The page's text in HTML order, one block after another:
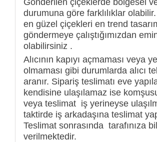
Gönderilen çiçeklerde bölgesel
durumuna göre farklılıklar
en güzel çiçekleri en trend
göndermeye çalıştığımızdan
olabilirsiniz .
Alıcının kapıyı açmaması veya
olmaması gibi durumlarda alıcı
aranır. Sipariş teslimatı eve
kendisine ulaşılamaz ise
veya teslimat iş yerineyse
taktirde iş arkadaşına teslimat
Teslimat sonrasında tarafınıza
verilmektedir.